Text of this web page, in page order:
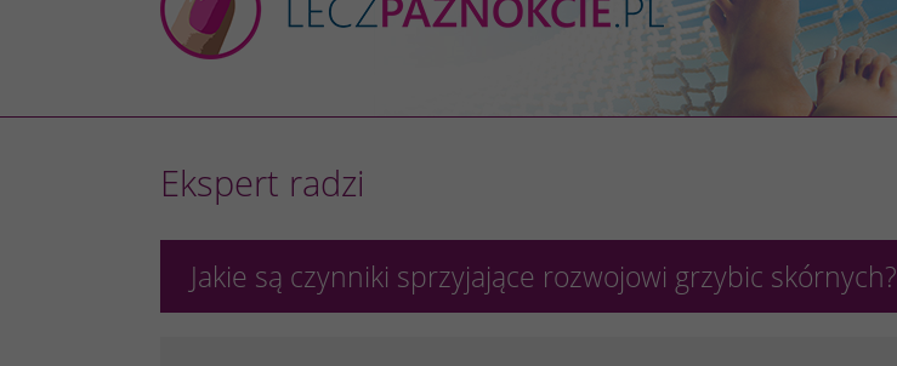
Ekspert radzi
Jakie są czynniki sprzyjające rozwojowi grzybic skórnych?